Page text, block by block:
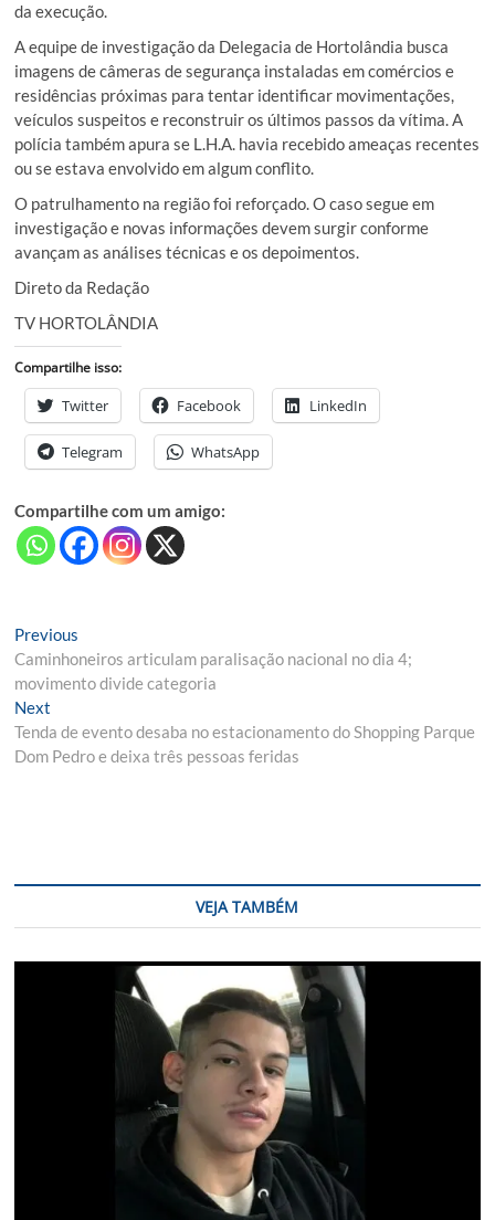
da execução.
A equipe de investigação da Delegacia de Hortolândia busca
imagens de câmeras de segurança instaladas em comércios e
residências próximas para tentar identificar movimentações,
veículos suspeitos e reconstruir os últimos passos da vítima. A
polícia também apura se L.H.A. havia recebido ameaças recentes
ou se estava envolvido em algum conflito.
O patrulhamento na região foi reforçado. O caso segue em
investigação e novas informações devem surgir conforme
avançam as análises técnicas e os depoimentos.
Direto da Redação
TV HORTOLÂNDIA
Compartilhe isso:
Twitter Facebook LinkedIn
Telegram WhatsApp
Compartilhe com um amigo:
Navegação
de
Post
Previous
post:
Caminhoneiros articulam paralisação nacional no dia 4;
movimento divide categoria
Next
post:
Tenda de evento desaba no estacionamento do Shopping Parque
Dom Pedro e deixa três pessoas feridas
VEJA TAMBÉM